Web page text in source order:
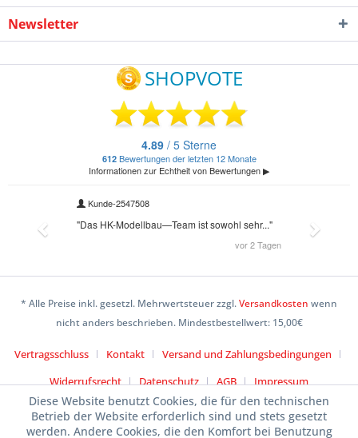
Newsletter
* Alle Preise inkl. gesetzl. Mehrwertsteuer zzgl.Versandkosten wenn
nicht anders beschrieben. Mindestbestellwert: 15,00€
Vertragsschluss Kontakt
Versand und Zahlungsbedingungen
Widerrufsrecht
Datenschutz AGB Impressum
Diese Website benutzt Cookies, die für den technischen
Betrieb der Website erforderlich sind und stets gesetzt
werden. Andere Cookies, die den Komfort bei Benutzung